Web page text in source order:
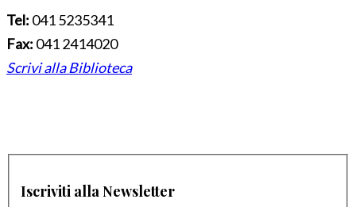
Tel: 041 5235341
Fax: 041 2414020
Scrivi alla Biblioteca
Iscriviti alla Newsletter